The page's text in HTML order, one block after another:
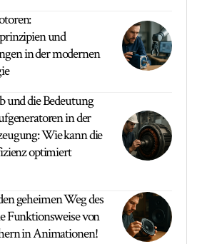
und
in der modernen
und die Bedeutung
in der
Wie kann die
optimiert
geheimen Weg des
Funktionsweise von
in Animationen!